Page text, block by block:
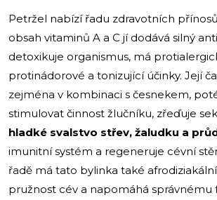
Petržel nabízí řadu zdravotních
obsah vitaminů A a C jí dodává silný
detoxikuje organismus, má
protinádorové a tonizující účinky. Její
zejména v kombinaci s česnekem,
stimulovat činnost žlučníku, zřeďuje
hladké svalstvo střev, žaludku a
imunitní systém a regeneruje cévní
řadě má tato bylinka také
pružnost cév a napomáhá správnému